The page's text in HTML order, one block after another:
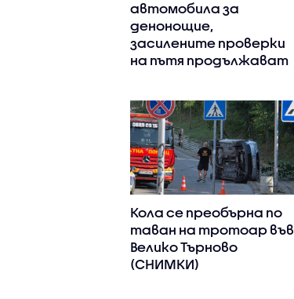
автомобила за
денонощие,
засилените проверки
на пътя продължават
Кола се преобърна по
таван на тротоар във
Велико Търново
(СНИМКИ)